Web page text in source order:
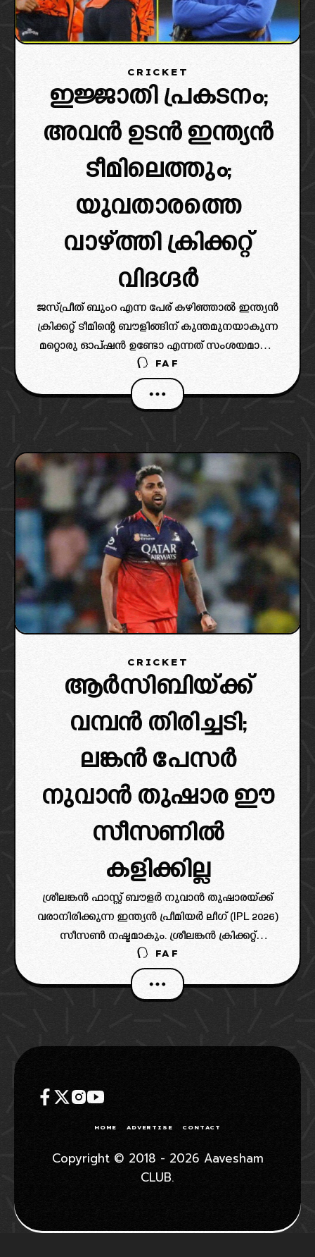
CRICKET
ഇജ്ജാതി പ്രകടനം;
അവൻ ഉടൻ ഇന്ത്യൻ
ടീമിലെത്തും;
യുവതാരത്തെ
വാഴ്ത്തി ക്രിക്കറ്റ്
വിദഗ്ദർ
ജസ്പ്രീത് ബുംറ എന്ന പേര് കഴിഞ്ഞാൽ ഇന്ത്യൻ
ക്രിക്കറ്റ് ടീമിന്റെ ബൗളിങ്ങിന് കുന്തമുനയാകുന്ന
മറ്റൊരു ഓപ്‌ഷൻ ഉണ്ടോ എന്നത് സംശയമാണ്.
ഏകദിനത്തിലും ടെസ്റ്റിലും മുഹമ്മദ് സിറാജ്,
ടി20യിൽ അർശ്ദീപ് സിങ് എന്നീ
പേരുകളുണ്ടങ്കിലും ബുംറയെ പോലെ
FAF
CRICKET
ആർസിബിയ്ക്ക്
വമ്പൻ തിരിച്ചടി;
ലങ്കൻ പേസർ
നുവാൻ തുഷാര ഈ
സീസണിൽ
കളിക്കില്ല
ശ്രീലങ്കൻ ഫാസ്റ്റ് ബൗളർ നുവാൻ തുഷാരയ്ക്ക്
വരാനിരിക്കുന്ന ഇന്ത്യൻ പ്രീമിയർ ലീഗ് (IPL 2026)
സീസൺ നഷ്ടമാകും. ശ്രീലങ്കൻ ക്രിക്കറ്റ്
ബോർഡ് (SLC) ഏർപ്പെടുത്തിയ കർശനമായ
പുതിയ ഫിറ്റ്‌നസ് നയമാണ് താരത്തിന്
വില്ലനായത് (Nuwan Thushara IPL NOC Denied
FAF
HOME ADVERTISE CONTACT
Copyright © 2018 - 2026 Aavesham
CLUB.